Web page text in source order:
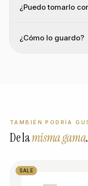
¿Puedo tomarlo
¿Cómo lo guardo?
TAMBIÉN PODRÍA
De lamisma gama.
SALE